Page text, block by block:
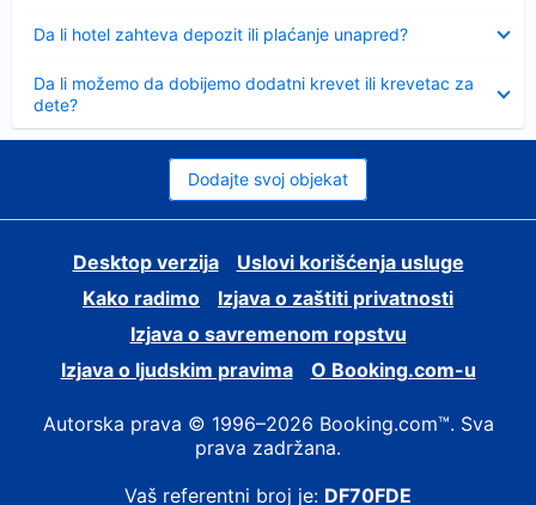
Da li hotel zahteva depozit ili plaćanje unapred?
Da li možemo da dobijemo dodatni krevet ili krevetac za
dete?
Dodajte svoj objekat
Desktop verzija
Uslovi korišćenja usluge
Kako radimo
Izjava o zaštiti privatnosti
Izjava o savremenom ropstvu
Izjava o ljudskim pravima
О Booking.com-u
Autorska prava © 1996–2026 Booking.com™. Sva
prava zadržana.
Vaš referentni broj je: DF70FDE